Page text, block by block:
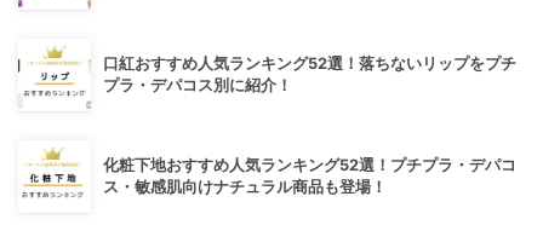
口紅おすすめ人気ランキング52選！落ちないリップをプチ
プラ・デパコス別に紹介！
化粧下地おすすめ人気ランキング52選！プチプラ・デパコ
ス・敏感肌向けナチュラル商品も登場！